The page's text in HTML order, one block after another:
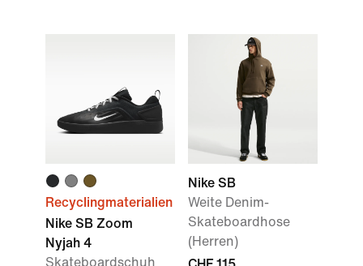
Recyclingmaterialien
Nike SB Zoom
Nyjah 4
Skateboardschuh
Nike SB
Weite Denim-
Skateboardhose
(Herren)